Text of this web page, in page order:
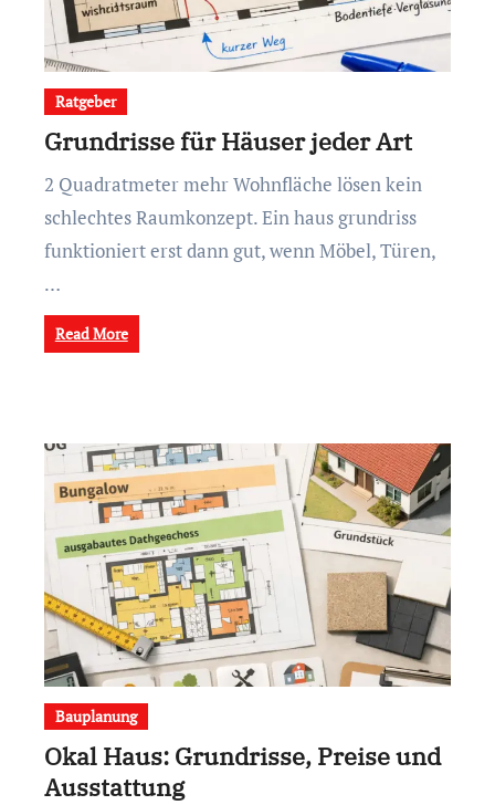
Ratgeber
Grundrisse für Häuser jeder Art
2 Quadratmeter mehr Wohnfläche lösen kein
schlechtes Raumkonzept. Ein haus grundriss
funktioniert erst dann gut, wenn Möbel, Türen,
…
Read More
Bauplanung
Okal Haus: Grundrisse, Preise und
Ausstattung